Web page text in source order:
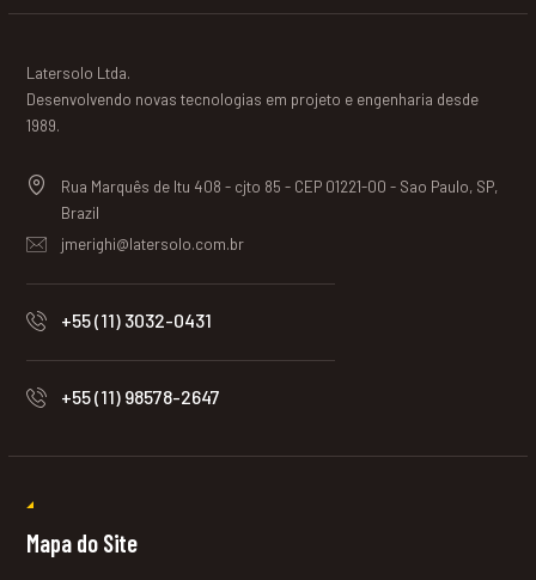
Latersolo Ltda.
Desenvolvendo novas tecnologias em projeto e engenharia desde
1989.
Rua Marquês de Itu 408 - cjto 85 - CEP 01221-00 - Sao Paulo, SP,
Brazil
jmerighi@latersolo.com.br
+55 (11) 3032-0431
+55 (11) 98578-2647
Mapa do Site